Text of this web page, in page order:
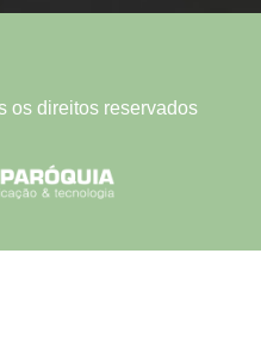
os direitos reservados